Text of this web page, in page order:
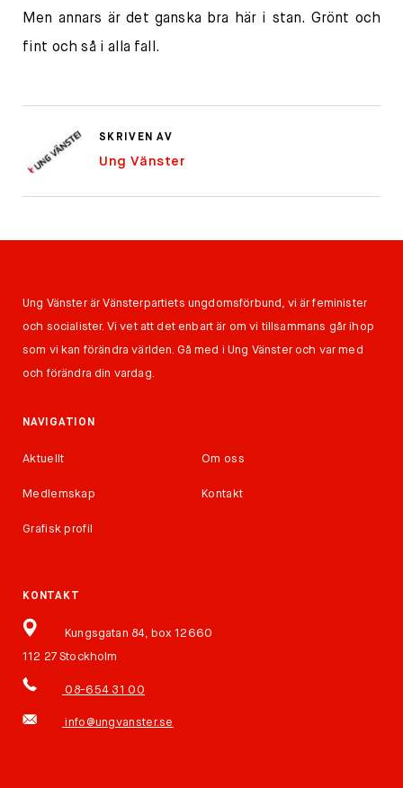
Men annars är det ganska bra här i stan. Grönt och
fint och så i alla fall.
SKRIVEN AV
Ung Vänster
Ung Vänster är Vänsterpartiets ungdomsförbund, vi är feminister
och socialister. Vi vet att det enbart är om vi tillsammans går ihop
som vi kan förändra världen. Gå med i Ung Vänster och var med
och förändra din vardag.
NAVIGATION
Aktuellt Om oss
Medlemskap Kontakt
Grafisk profil
KONTAKT
Kungsgatan 84, box 12660
112 27 Stockholm
08-654 31 00
info@ungvanster.se